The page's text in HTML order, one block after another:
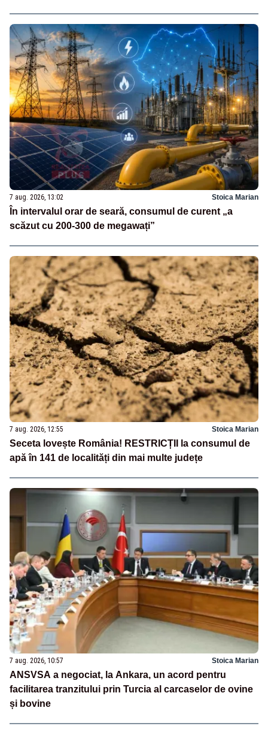
7 aug. 2026, 13:02 Stoica Marian
În intervalul orar de seară, consumul de curent „a
scăzut cu 200-300 de megawați”
7 aug. 2026, 12:55 Stoica Marian
Seceta lovește România! RESTRICȚII la consumul de
apă în 141 de localități din mai multe județe
7 aug. 2026, 10:57 Stoica Marian
ANSVSA a negociat, la Ankara, un acord pentru
facilitarea tranzitului prin Turcia al carcaselor de ovine
și bovine